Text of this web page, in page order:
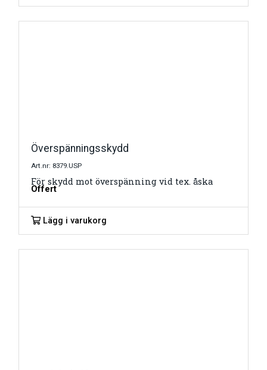
Överspänningsskydd
Art.nr: 8379.USP
För skydd mot överspänning vid tex. åska
Offert
Lägg i varukorg